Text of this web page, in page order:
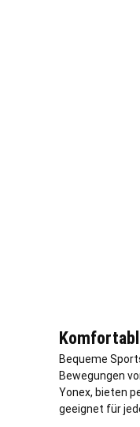
Bequeme
Bewegungen
Yonex, bieten
geeignet für